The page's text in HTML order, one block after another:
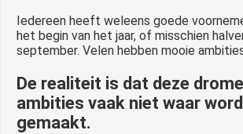
Iedereen heeft weleens goede
het begin van het jaar, of misschien
september. Velen hebben mooie
De realiteit is dat deze
ambities vaak niet waar
gemaakt.